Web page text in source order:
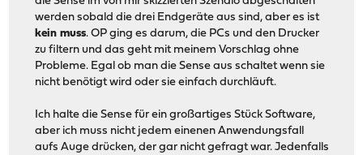
werden sobald die drei Endgeräte aus sind, aber es ist
kein muss. OP ging es darum, die PCs und den Drucker
zu filtern und das geht mit meinem Vorschlag ohne
Probleme. Egal ob man die Sense aus schaltet wenn sie
nicht benötigt wird oder sie einfach durchläuft.
Ich halte die Sense für ein großartiges Stück Software,
aber ich muss nicht jedem einenen Anwendungsfall
aufs Auge drücken, der gar nicht gefragt war. Jedenfalls